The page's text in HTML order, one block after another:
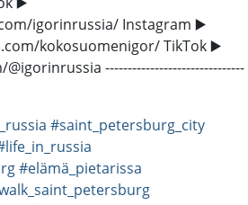
igorinrussia/ Instagram ▶️
kokosuomenigor/ TikTok ▶️
-------------------------------
#saint_petersburg_city
#elämä_pietarissa